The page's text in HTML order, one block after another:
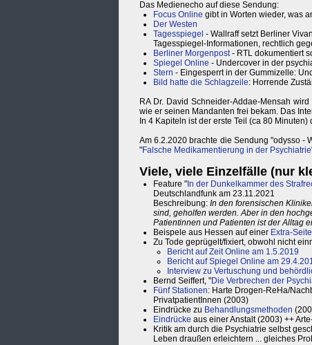
Das Medienecho auf diese Sendung:
Focus Online gibt in Worten wieder, was
Der Westen
Tagesspiegel - Wallraff setzt Berliner
Tagesspiegel-Informationen, rechtlich
Berliner Morgenpost- RTL dokumentiert
Spiegel Online - Undercover in der
Stern - Eingesperrt in der Gummizelle:
Bild hatte die Schlagzeile: Horrende
RA Dr. David Schneider-Addae-Mensah
wie er seinen Mandanten frei bekam. Das
In 4 Kapiteln ist der erste Teil (ca 80 Minuten)
Am 6.2.2020 brachte die Sendung "odysso -
"Falsche Medikamentierung in der Psychiatrie
Viele, viele Einzelfälle (nur
Feature " In der Dunkelkammer des
Deutschlandfunk am 23.11.2021
Beschreibung: In den forensischen
sind, geholfen werden. Aber in den
Patientinnen und Patienten ist der Alltag
Beispele aus Hessen auf einer Extra-Seite
Zu Tode geprügelt/fixiert, obwohl nicht
Bericht auf Zeit Online am 1.5.2019
Bericht auf Spiegel Online am
Interview zu Vertuschung und
Bernd Seiffert, "Die Verbrechen der
Fünf Stationen: Harte Drogen-ReHa/
PrivatpatientInnen (2003)
Eindrücke zu Behandlungsmethoden
Eindrücke aus einer Anstalt (2003) ++
Kritik am durch die Psychiatrie selbst
Leben draußen erleichtern ... gleiches